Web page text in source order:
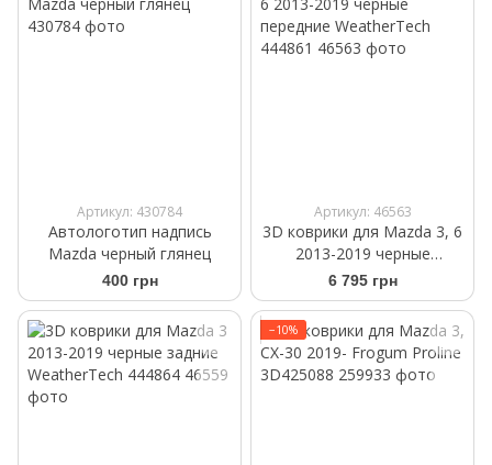
Артикул: 430784
Автологотип надпись
Mazda черный глянец
400 грн
Артикул: 46563
3D коврики для Mazda 3, 6
2013-2019 черные
передние WeatherTech
444861
6 795 грн
−10%